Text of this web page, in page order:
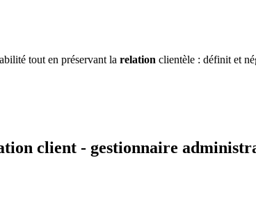
tout en préservant la relation clientèle : définit et
client - gestionnaire